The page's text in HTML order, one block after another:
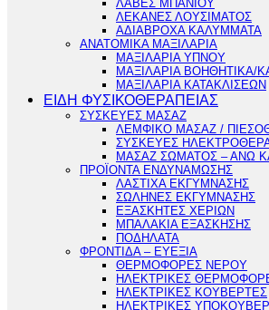
ΛΑΒΕΣ ΜΠΑΝΙΟΥ
ΛΕΚΑΝΕΣ ΛΟΥΣΙΜΑΤΟΣ
ΑΔΙΑΒΡΟΧΑ ΚΑΛΥΜΜΑΤΑ
ΑΝΑΤΟΜΙΚΑ ΜΑΞΙΛΑΡΙΑ
ΜΑΞΙΛΑΡΙΑ ΥΠΝΟΥ
ΜΑΞΙΛΑΡΙΑ ΒΟΗΘΗΤΙΚΑ/
ΜΑΞΙΛΑΡΙΑ ΚΑΤΑΚΛΙΣΕΩΝ
ΕΙΔΗ ΦΥΣΙΚΟΘΕΡΑΠΕΙΑΣ
ΣΥΣΚΕΥΕΣ ΜΑΣΑΖ
ΛΕΜΦΙΚΟ ΜΑΣΑΖ /
ΣΥΣΚΕΥΕΣ
ΜΑΣΑΖ ΣΩΜΑΤΟΣ – ΑΝΩ
ΠΡΟΪΟΝΤΑ ΕΝΔΥΝΑΜΩΣΗΣ
ΛΑΣΤΙΧΑ ΕΚΓΥΜΝΑΣΗΣ
ΣΩΛΗΝΕΣ ΕΚΓΥΜΝΑΣΗΣ
ΕΞΑΣΚΗΤΕΣ ΧΕΡΙΩΝ
ΜΠΑΛΑΚΙΑ ΕΞΑΣΚΗΣΗΣ
ΠΟΔΗΛΑΤΑ
ΦΡΟΝΤΙΔΑ – ΕΥΕΞΙΑ
ΘΕΡΜΟΦΟΡΕΣ ΝΕΡΟΥ
ΗΛΕΚΤΡΙΚΕΣ
ΗΛΕΚΤΡΙΚΕΣ ΚΟΥΒΕΡΤΕΣ
ΗΛΕΚΤΡΙΚΕΣ